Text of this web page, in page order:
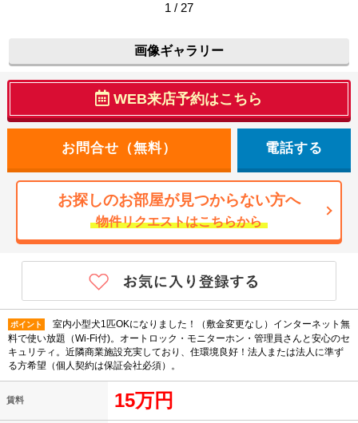
1 / 27
画像ギャラリー
WEB来店予約はこちら
電話する
お探しのお部屋が見つからない方へ
物件リクエストはこちらから
ポイント
室内小型犬1匹OKになりました！（敷金変更なし）インターネット無
料で使い放題（Wi-Fi付)。オートロック・モニターホン・管理員さんと安心のセ
キュリティ。近隣商業施設充実しており、住環境良好！法人または法人に準ず
る方希望（個人契約は保証会社必須）。
賃料 15万円